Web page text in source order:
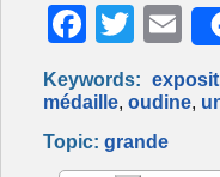
F
c
e
T
itt
er
E
m
ai
Keywords:
médaille, oudine,
Topic: grande